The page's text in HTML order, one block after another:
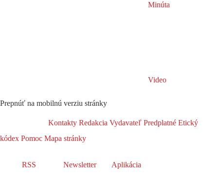
Minúta
Video
Prepnúť na mobilnú verziu stránky
Kontakty Redakcia Vydavateľ Predplatné Etický
kódex Pomoc Mapa stránky
RSS Newsletter Aplikácia